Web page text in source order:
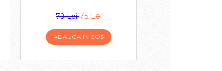
79 Lei75 Lei
ADAUGA IN COS